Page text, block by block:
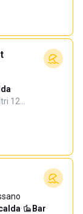
·
12…
· Bar·